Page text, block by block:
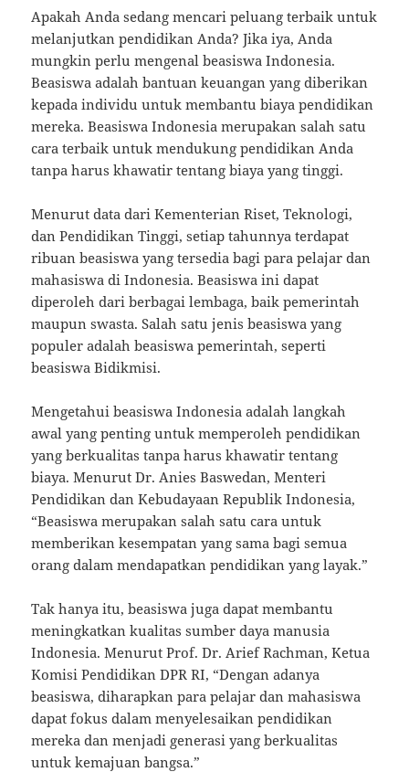
Apakah Anda sedang mencari peluang terbaik untuk
melanjutkan pendidikan Anda? Jika iya, Anda
mungkin perlu mengenal beasiswa Indonesia.
Beasiswa adalah bantuan keuangan yang diberikan
kepada individu untuk membantu biaya pendidikan
mereka. Beasiswa Indonesia merupakan salah satu
cara terbaik untuk mendukung pendidikan Anda
tanpa harus khawatir tentang biaya yang tinggi.
Menurut data dari Kementerian Riset, Teknologi,
dan Pendidikan Tinggi, setiap tahunnya terdapat
ribuan beasiswa yang tersedia bagi para pelajar dan
mahasiswa di Indonesia. Beasiswa ini dapat
diperoleh dari berbagai lembaga, baik pemerintah
maupun swasta. Salah satu jenis beasiswa yang
populer adalah beasiswa pemerintah, seperti
beasiswa Bidikmisi.
Mengetahui beasiswa Indonesia adalah langkah
awal yang penting untuk memperoleh pendidikan
yang berkualitas tanpa harus khawatir tentang
biaya. Menurut Dr. Anies Baswedan, Menteri
Pendidikan dan Kebudayaan Republik Indonesia,
“Beasiswa merupakan salah satu cara untuk
memberikan kesempatan yang sama bagi semua
orang dalam mendapatkan pendidikan yang layak.”
Tak hanya itu, beasiswa juga dapat membantu
meningkatkan kualitas sumber daya manusia
Indonesia. Menurut Prof. Dr. Arief Rachman, Ketua
Komisi Pendidikan DPR RI, “Dengan adanya
beasiswa, diharapkan para pelajar dan mahasiswa
dapat fokus dalam menyelesaikan pendidikan
mereka dan menjadi generasi yang berkualitas
untuk kemajuan bangsa.”